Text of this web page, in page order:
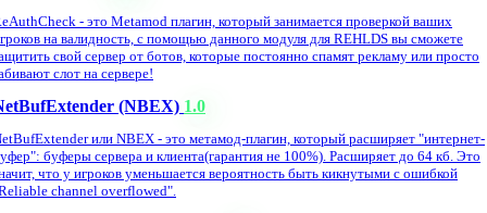
- это Metamod плагин, который занимается проверкой ваших
на валидность, с помощью данного модуля для REHLDS вы сможете
свой сервер от ботов, которые постоянно спамят рекламу или просто
слот на сервере!
(NBEX) 1.0
или NBEX - это метамод-плагин, который расширяет "интернет-
буферы сервера и клиента(гарантия не 100%). Расширяет до 64 кб. Это
что у игроков уменьшается вероятность быть кикнутыми с ошибкой
channel overflowed".